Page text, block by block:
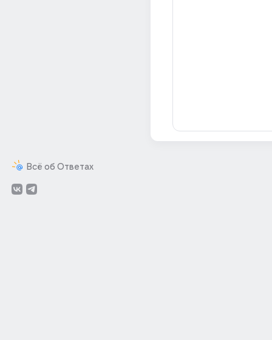
Всё об Ответах